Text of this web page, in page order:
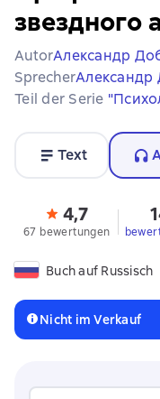
звездного
AutorАлександр
SprecherАлександр
Teil der Serie
Text
4,7
67 bewertungen
Buch auf Russisch
Nicht im Verkauf